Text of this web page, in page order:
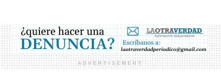
ADVERTISEMENT